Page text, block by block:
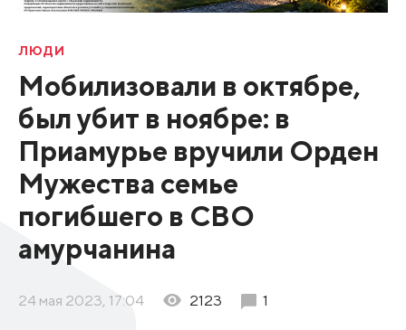
ЛЮДИ
Мобилизовали в октябре,
был убит в ноябре: в
Приамурье вручили Орден
Мужества семье
погибшего в СВО
амурчанина
24 мая 2023, 17:04 2123 1